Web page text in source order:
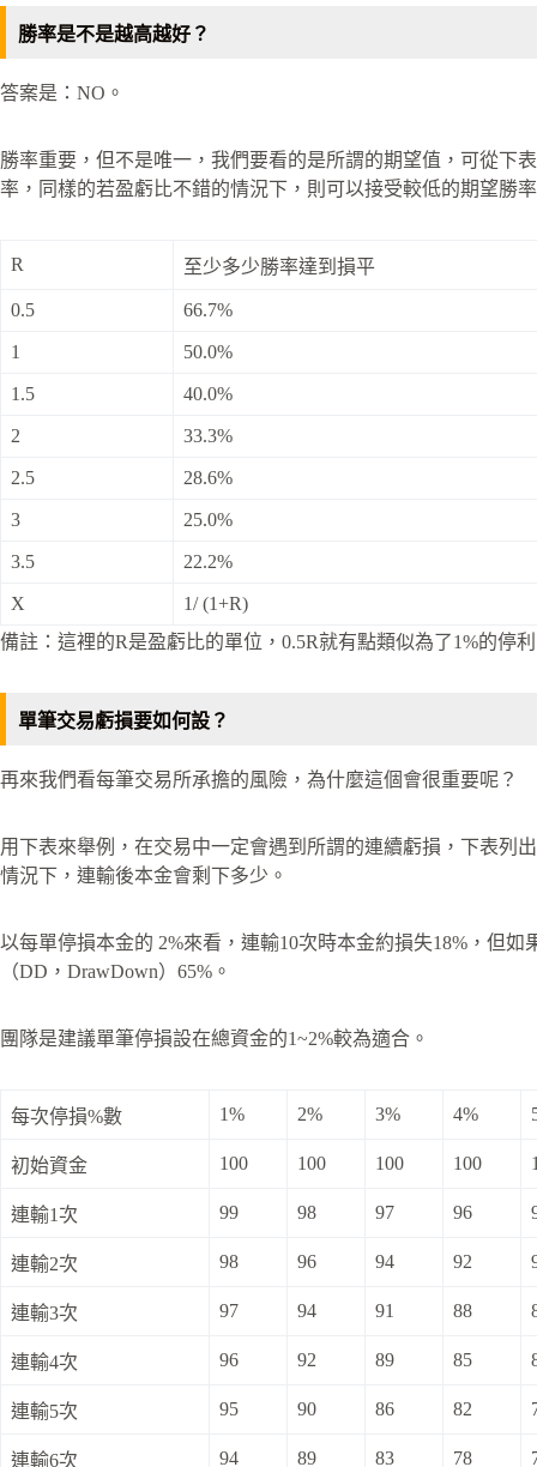
勝率是不是越高越好？
答案是：NO。
勝率重要，但不是唯一，我們要看的是所謂的期望值，可從下
率，同樣的若盈虧比不錯的情況下，則可以接受較低的期望勝
R 至少多少勝率達到損平
0.5 66.7%
1 50.0%
1.5 40.0%
2 33.3%
2.5 28.6%
3 25.0%
3.5 22.2%
X
1/ (1+R)
備註：這裡的R是盈虧比的單位，0.5R就有點類似為了1%的停
單筆交易虧損要如何設？
再來我們看每筆交易所承擔的風險，為什麼這個會很重要呢？
用下表來舉例，在交易中一定會遇到所謂的連續虧損，下表列
情況下，連輸後本金會剩下多少。
以每單停損本金的 2%來看，連輸10次時本金約損失18%，但
（DD，DrawDown）65%。
團隊是建議單筆停損設在總資金的1~2%較為適合。
每次停損%數 1% 2% 3% 4%
初始資金 100 100 100 100
連輸1次 99 98 97 96
連輸2次 98 96 94 92
連輸3次 97 94 91 88
連輸4次 96 92 89 85
連輸5次 95 90 86 82
連輸6次 94 89 83 78